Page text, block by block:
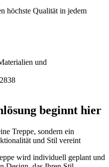
höchste Qualität in jedem
und
beginnt hier
Treppe, sondern ein
und Stil vereint
wird individuell geplant und